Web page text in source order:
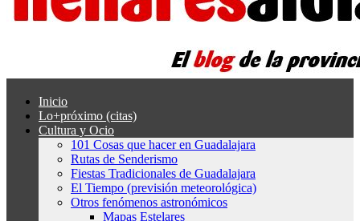
Inicio
Lo+próximo (citas)
Cultura y Ocio
101 Cosas que hacer en Guadalajara
Rutas de Senderismo
Fiestas Tradicionales de Guadalajara
El Tiempo (previsión meteorológica)
Otros fenómenos astronómicos
Mapas Estelares